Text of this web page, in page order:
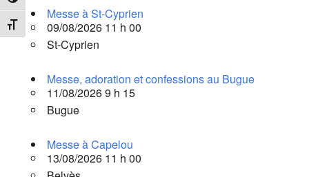
Changer la taille de la police
Messe à St-Cyprien
09/08/2026 11 h 00
St-Cyprien
Messe, adoration et confessions au Bugue
11/08/2026 9 h 15
Bugue
Messe à Capelou
13/08/2026 11 h 00